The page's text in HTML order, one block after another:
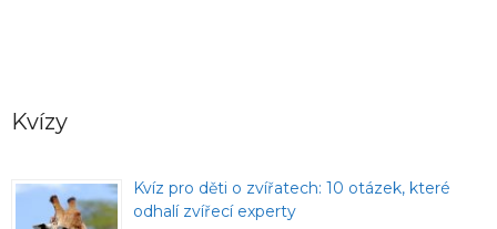
Kvízy
Kvíz pro děti o zvířatech: 10 otázek, které
odhalí zvířecí experty